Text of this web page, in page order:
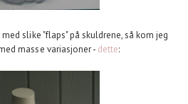
slike "flaps" på skuldrene, så kom jeg
masse variasjoner - dette: